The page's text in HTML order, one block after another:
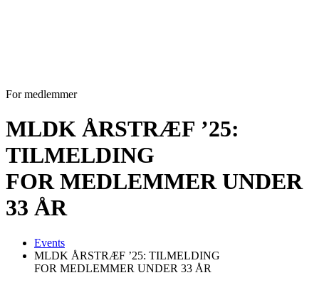
For medlemmer
MLDK ÅRSTRÆF ’25:
TILMELDING
FOR MEDLEMMER UNDER
33 ÅR
Events
MLDK ÅRSTRÆF ’25: TILMELDING
FOR MEDLEMMER UNDER 33 ÅR